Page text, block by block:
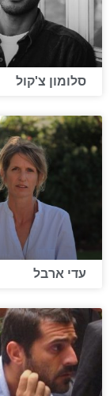
סלומון צ'קול
עדי ארבל